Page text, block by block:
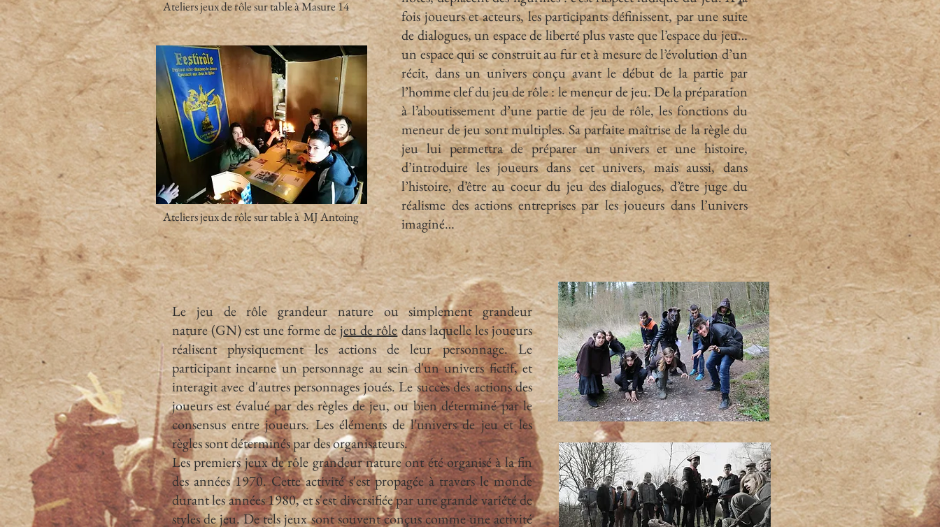
Ateliers jeux de rôle sur table à Masure 14
Ateliers jeux de rôle sur table à MJ Antoing
fois joueurs et acteurs, les participants définissent, par une suite
de dialogues, un espace de liberté plus vaste que l’espace du jeu…
un espace qui se construit au fur et à mesure de l’évolution d’un
récit, dans un univers conçu avant le début de la partie par
l’homme clef du jeu de rôle : le meneur de jeu. De la préparation
à l’aboutissement d’une partie de jeu de rôle, les fonctions du
meneur de jeu sont multiples. Sa parfaite maîtrise de la règle du
jeu lui permettra de préparer un univers et une histoire,
d’introduire les joueurs dans cet univers, mais aussi, dans
l’histoire, d’être au coeur du jeu des dialogues, d’être juge du
réalisme des actions entreprises par les joueurs dans l’univers
imaginé…
Le jeu de rôle grandeur nature ou simplement grandeur
nature (GN) est une forme dejeu de rôle dans laquelle les joueurs
réalisent physiquement les actions de leur personnage. Le
participant incarne un personnage au sein d'un univers fictif, et
interagit avec d'autres personnages joués. Le succès des actions des
joueurs est évalué par des règles de jeu, ou bien déterminé par le
consensus entre joueurs. Les éléments de l'univers de jeu et les
règles sont déterminés par des organisateurs.
Les premiers jeux de rôle grandeur nature ont été organisé à la fin
des années 1970. Cette activité s'est propagée à travers le monde
durant les années 1980, et s'est diversifiée par une grande variété de
styles de jeu. De tels jeux sont souvent conçus comme une activité